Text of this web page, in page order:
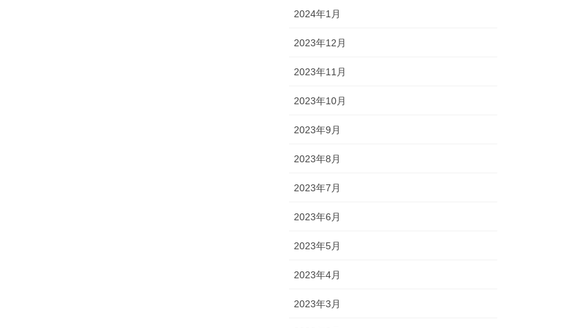
2024年1月
2023年12月
2023年11月
2023年10月
2023年9月
2023年8月
2023年7月
2023年6月
2023年5月
2023年4月
2023年3月